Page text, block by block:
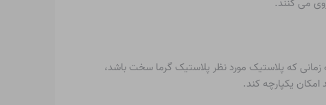
زمانی که پلاستیک مورد نظر پلاستیک گرما سخت باشد،
امکان یکپارچه کند.